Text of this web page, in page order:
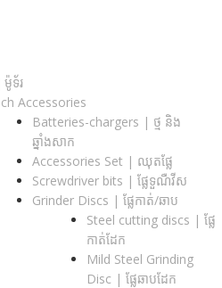
ទ័រ
Accessories
Batteries-chargers | ថ្ម និង
ឆ្នាំងសាក
Accessories Set | ឈុតផ្លែ
Screwdriver bits | ផ្លែទួណឺវីស
Grinder Discs |​ ផ្លែកាត់/ឆាប
Steel cutting discs |​ ផ្លែ
កាត់ដែក
Mild Steel Grinding
Disc | ផ្លែឆាបដែក